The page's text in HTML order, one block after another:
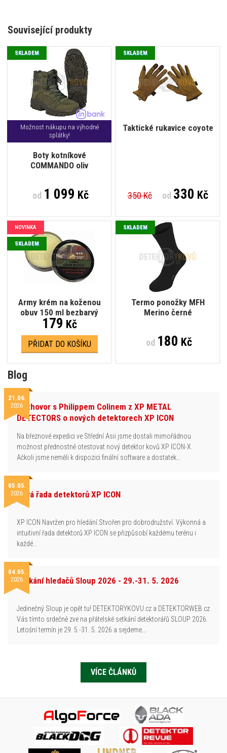
Související produkty
Možnost nákupu na výhodné
splátky!
Boty kotníkové
COMMANDO oliv
SKLADEM
od1 099 Kč
Taktické rukavice coyote
SKLADEM
350 Kč od330 Kč
Army krém na koženou
obuv 150 ml bezbarvý
NOVINKA
SKLADEM
179 Kč
PŘIDAT DO KOŠÍKU
Termo ponožky MFH
Merino černé
SKLADEM
od180 Kč
Blog
21.06.
2026Rozhovor s Philippem Colinem z XP METAL
DETECTORS o nových detektorech XP ICON
Na březnové expedici ve Střední Asii jsme dostali mimořádnou
možnost přednostně otestovat nový detektor kovů XP ICON-X.
Ačkoli jsme neměli k dispozici finální software a dostatek…
05.05.
2026Nová řada detektorů XP ICON
XP ICON Navržen pro hledání.Stvořen pro dobrodružství. Výkonná a
intuitivní řada detektorů XP ICON se přizpůsobí každému terénu i
každé…
04.05.
2026Setkání hledačů Sloup 2026 - 29.-31. 5. 2026
Jedinečný Sloup je opět tu! DETEKTORYKOVU.cz a DETEKTORWEB.cz
Vás tímto srdečně zve na přátelské setkání detektorářů SLOUP 2026.
Letošní termín je 29. 5.-31. 5. 2026 a sejdeme…
VÍCE ČLÁNKŮ